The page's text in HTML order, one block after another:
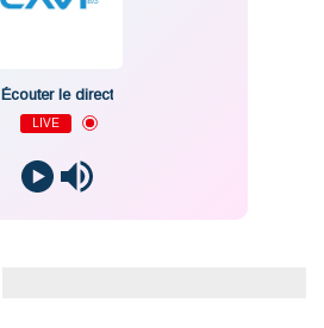
Écouter le direct
LIVE